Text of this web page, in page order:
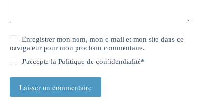
Enregistrer mon nom, mon e-mail et mon site dans ce
navigateur pour mon prochain commentaire.
J'accepte laPolitique de confidendialité*
Laisser un commentaire